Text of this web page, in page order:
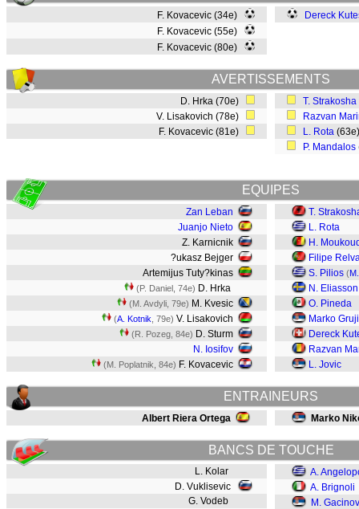
F. Kovacevic (34e)
F. Kovacevic (55e)
F. Kovacevic (80e)
Dereck
AVERTISSEMENTS
D. Hrka (70e)
V. Lisakovich (78e)
F. Kovacevic (81e)
T. Strakosha
Razvan
L. Rota
P. Mandalos
EQUIPES
Zan Leban
Juanjo Nieto
Z. Karnicnik
?ukasz Bejger
Artemijus Tuty?kinas
(P. Daniel, 74e) D. Hrka
(M. Avdyli, 79e) M. Kvesic
(A. Kotnik , 79e) V. Lisakovich
(R. Pozeg, 84e) D. Sturm
N. Iosifov
(M. Poplatnik, 84e) F. Kovacevic
T.
L. Rota
H.
Filipe
S. Pilios (
N. Eliasson
O. Pineda
Marko
Dereck
Razvan
L. Jovic
ENTRAINEURS
Albert Riera Ortega Marko
BANCS DE TOUCHE
L. Kolar
D. Vuklisevic
G. Vodeb
A.
A. Brignoli
M.